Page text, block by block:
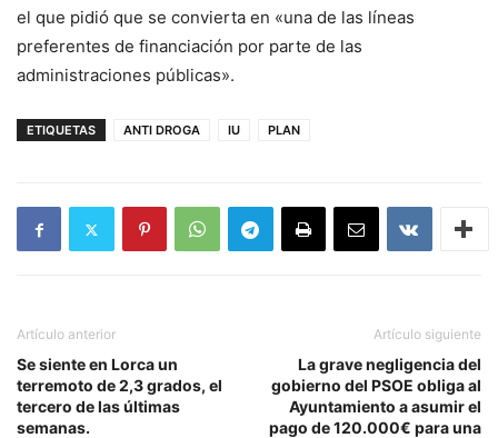
el que pidió que se convierta en «una de las líneas
preferentes de financiación por parte de las
administraciones públicas».
ETIQUETAS ANTI DROGA IU PLAN
Artículo anterior
Se siente en Lorca un
terremoto de 2,3 grados, el
tercero de las últimas
semanas.
Artículo siguiente
La grave negligencia del
gobierno del PSOE obliga al
Ayuntamiento a asumir el
pago de 120.000€ para una